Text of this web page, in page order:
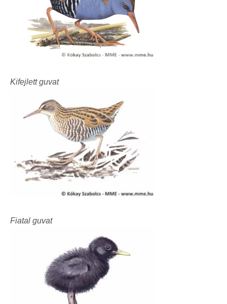
Kifejlett guvat
Fiatal guvat